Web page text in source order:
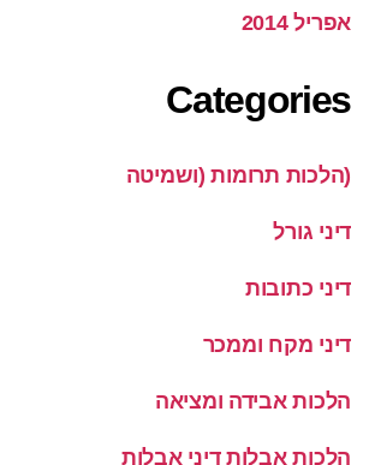
אפריל 2014
Categories
(הלכות תרומות (ושמיטה
דיני גורל
דיני כתובות
דיני מקח וממכר
הלכות אבידה ומציאה
הלכות אבלות דיני אבלות